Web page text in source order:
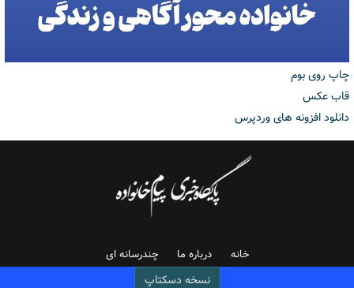
چاپ روی بوم
قاب عکس
دانلود افزونه های وردپرس
خانه درباره ما چندرسانه ای
نسخه دسکتاپ